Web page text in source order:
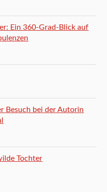
Ein 360-Grad-Blick auf
Besuch bei der Autorin
Tochter